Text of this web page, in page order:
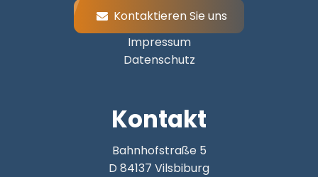
Kontaktieren Sie uns
Impressum
Datenschutz
Kontakt
Bahnhofstraße 5
D 84137 Vilsbiburg